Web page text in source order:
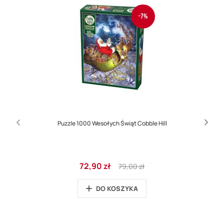
-7%
Puzzle 1000 Wesołych Świąt Cobble Hill
Cena
promocyjna
72,90 zł
Regular
Price
79,00 zł
DO KOSZYKA